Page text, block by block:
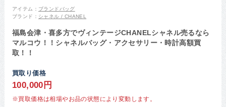
アイテム： ブランドバッグ
ブランド： シャネル / CHANEL
福島会津・喜多方でヴィンテージCHANELシャネル売るなら
マルコウ！！シャネルバッグ・アクセサリー・時計高額買
取！！
買取り価格
100,000円
※買取価格は相場やお品の状態により変動します。